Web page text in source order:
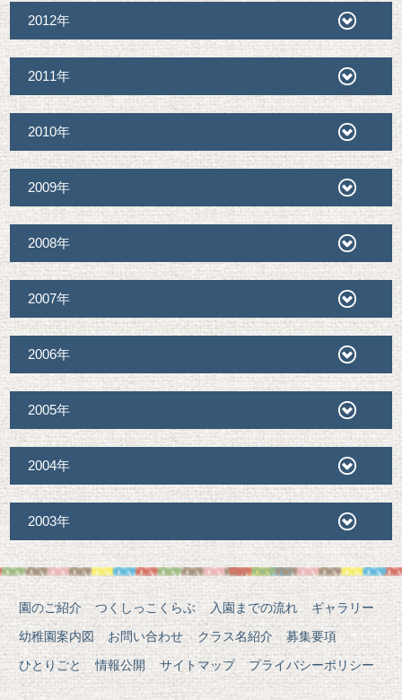
2012年
2011年
2010年
2009年
2008年
2007年
2006年
2005年
2004年
2003年
園のご紹介 つくしっこくらぶ 入園までの流れ
ギャラリー
幼稚園案内図
お問い合わせ クラス名紹介
募集要項
ひとりごと
情報公開 サイトマップ プライバシーポリシー